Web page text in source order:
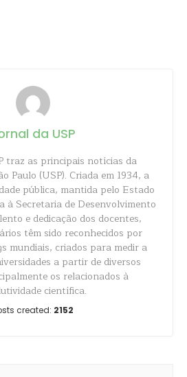
da USP
traz as principais notícias da
Paulo (USP). Criada em 1934, a
pública, mantida pelo Estado
à Secretaria de Desenvolvimento
e dedicação dos docentes,
têm sido reconhecidos por
mundiais, criados para medir a
a partir de diversos
os relacionados à
científica.
created: 2152